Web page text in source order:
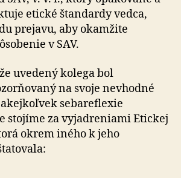
etické štandardy vedca,
prejavu, aby okamžite
v SAV.
uvedený kolega bol
na svoje nevhodné
sebareflexie
stojíme za vyjadreniami Etickej
okrem iného k jeho